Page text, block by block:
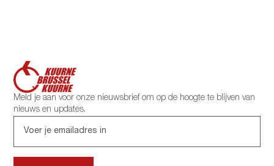
Meld je aan voor onze nieuwsbrief om op de hoogte te blijven van
nieuws en updates.